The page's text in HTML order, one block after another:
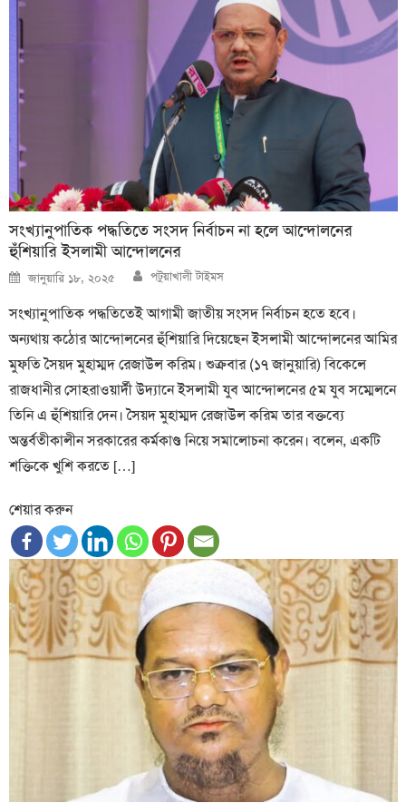
সংখ্যানুপাতিক পদ্ধতিতে সংসদ নির্বাচন না হলে আন্দোলনের
হুঁশিয়ারি ইসলামী আন্দোলনের
Posted
on
জানুয়ারি ১৮, ২০২৫ Author
পটুয়াখালী টাইমস
সংখ্যানুপাতিক পদ্ধতিতেই আগামী জাতীয় সংসদ নির্বাচন হতে হবে।
অন্যথায় কঠোর আন্দোলনের হুঁশিয়ারি দিয়েছেন ইসলামী আন্দোলনের আমির
মুফতি সৈয়দ মুহাম্মদ রেজাউল করিম। শুক্রবার (১৭ জানুয়ারি) বিকেলে
রাজধানীর সোহরাওয়ার্দী উদ্যানে ইসলামী যুব আন্দোলনের ৫ম যুব সম্মেলনে
তিনি এ হুঁশিয়ারি দেন। সৈয়দ মুহাম্মদ রেজাউল করিম তার বক্তব্যে
অন্তর্বতীকালীন সরকারের কর্মকাণ্ড নিয়ে সমালোচনা করেন। বলেন, একটি
শক্তিকে খুশি করতে […]
শেয়ার করুন